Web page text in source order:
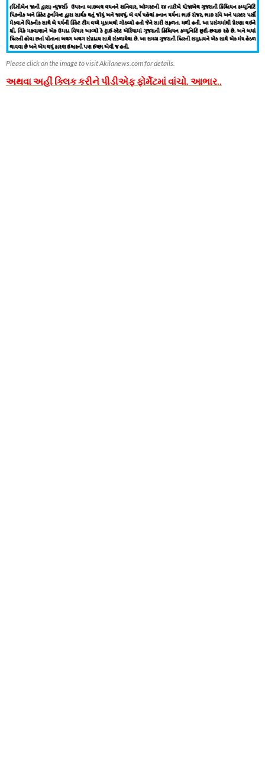
Please click on the image to visit Akilanews.com for details.
અથવા અહીં ક્લિક કરીને પીડીએફ ફોર્મેટમાં વાંચો. આભાર..